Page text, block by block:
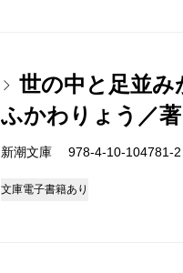
世の中と足並
ふかわりょう／著
新潮文庫 978-4-10-
文庫電子書籍あり